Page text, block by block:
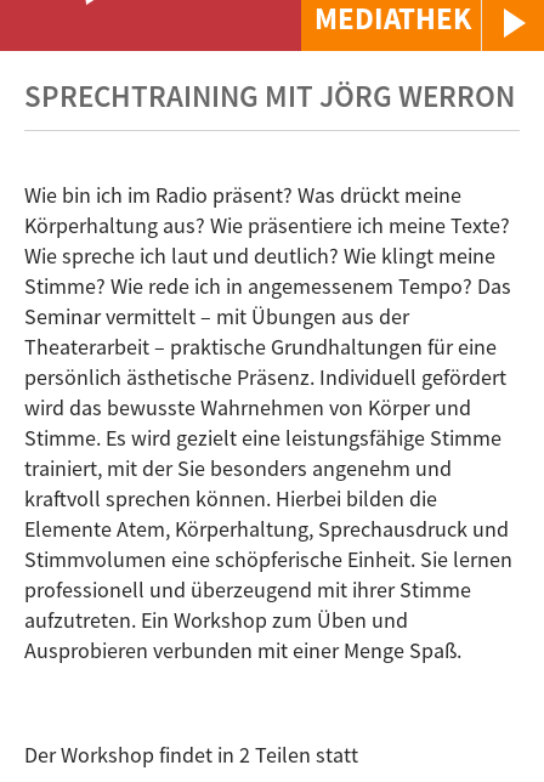
MEDIATHEK
SPRECHTRAINING MIT JÖRG WERRON
Wie bin ich im Radio präsent? Was drückt meine
Körperhaltung aus? Wie präsentiere ich meine Texte?
Wie spreche ich laut und deutlich? Wie klingt meine
Stimme? Wie rede ich in angemessenem Tempo? Das
Seminar vermittelt – mit Übungen aus der
Theaterarbeit – praktische Grundhaltungen für eine
persönlich ästhetische Präsenz. Individuell gefördert
wird das bewusste Wahrnehmen von Körper und
Stimme. Es wird gezielt eine leistungsfähige Stimme
trainiert, mit der Sie besonders angenehm und
kraftvoll sprechen können. Hierbei bilden die
Elemente Atem, Körperhaltung, Sprechausdruck und
Stimmvolumen eine schöpferische Einheit. Sie lernen
professionell und überzeugend mit ihrer Stimme
aufzutreten. Ein Workshop zum Üben und
Ausprobieren verbunden mit einer Menge Spaß.
Der Workshop findet in 2 Teilen statt